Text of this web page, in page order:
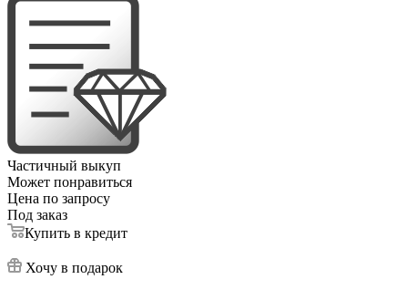
Частичный выкуп
Может понравиться
Цена по запросу
Под заказ
Купить в кредит
Хочу в подарок